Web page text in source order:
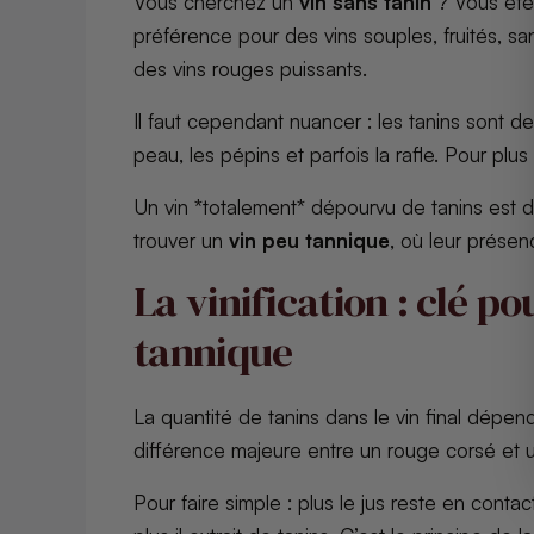
préférence pour des vins souples, fruités,
des vins rouges puissants.
Il faut cependant nuancer : les tanins sont
peau, les pépins et parfois la rafle. Pour
Un vin *totalement* dépourvu de tanins est
trouver un vin peu tannique, où leur
La vinification : clé
tannique
La quantité de tanins dans le vin final
différence majeure entre un rouge corsé et
Pour faire simple : plus le jus reste en